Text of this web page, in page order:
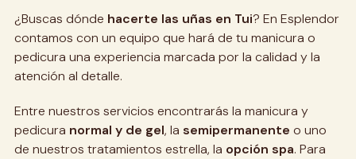
¿Buscas dónde hacerte las uñas en Tui? En Esplendor
contamos con un equipo que hará de tu manicura o
pedicura una experiencia marcada por la calidad y la
atención al detalle.
Entre nuestros servicios encontrarás la manicura y
pedicura normal y de gel, la semipermanente o uno
de nuestros tratamientos estrella, la opción spa. Para